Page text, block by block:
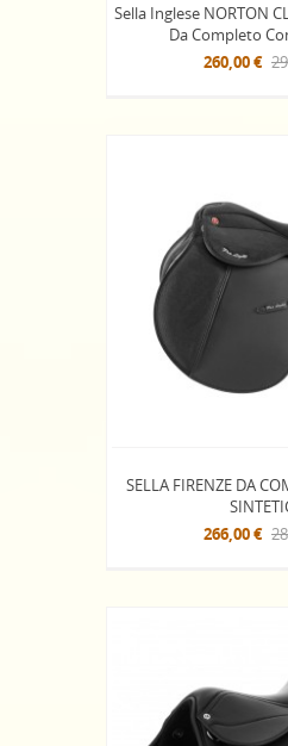
Sella Inglese NORTON
Da Completo
260,00 €
SELLA FIRENZE DA
266,00 €